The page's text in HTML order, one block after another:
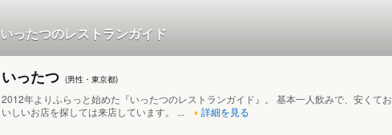
いったつのレストランガイド
いったつ (男性・東京都)
2012年よりふらっと始めた『いったつのレストランガイド』。 基本一人飲みで、安くてお
いしいお店を探しては来店しています。 ...
詳細を見る